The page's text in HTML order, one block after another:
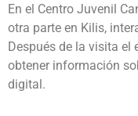
En el Centro Juvenil
otra parte en Kilis,
Después de la visita el
obtener información
digital.